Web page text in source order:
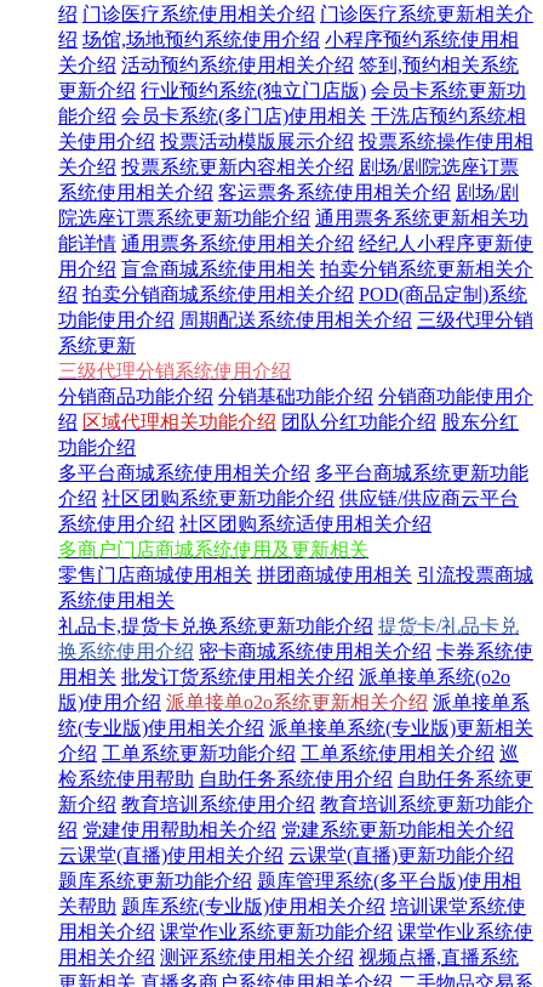
绍 门诊医疗系统使用相关介绍 门诊医疗系统更新相关介
绍 场馆,场地预约系统使用介绍 小程序预约系统使用相
关介绍 活动预约系统使用相关介绍 签到,预约相关系统
更新介绍 行业预约系统(独立门店版) 会员卡系统更新功
能介绍 会员卡系统(多门店)使用相关 干洗店预约系统相
关使用介绍 投票活动模版展示介绍 投票系统操作使用相
关介绍 投票系统更新内容相关介绍 剧场/剧院选座订票
系统使用相关介绍 客运票务系统使用相关介绍 剧场/剧
院选座订票系统更新功能介绍 通用票务系统更新相关功
能详情 通用票务系统使用相关介绍 经纪人小程序更新使
用介绍 盲盒商城系统使用相关 拍卖分销系统更新相关介
绍 拍卖分销商城系统使用相关介绍 POD(商品定制)系统
功能使用介绍 周期配送系统使用相关介绍 三级代理分销
系统更新
三级代理分销系统使用介绍
分销商品功能介绍 分销基础功能介绍 分销商功能使用介
绍 区域代理相关功能介绍 团队分红功能介绍 股东分红
功能介绍
多平台商城系统使用相关介绍 多平台商城系统更新功能
介绍 社区团购系统更新功能介绍 供应链/供应商云平台
系统使用介绍 社区团购系统适使用相关介绍
多商户门店商城系统使用及更新相关
零售门店商城使用相关 拼团商城使用相关 引流投票商城
系统使用相关
礼品卡,提货卡兑换系统更新功能介绍 提货卡/礼品卡兑
换系统使用介绍 密卡商城系统使用相关介绍 卡券系统使
用相关 批发订货系统使用相关介绍 派单接单系统(o2o
版)使用介绍 派单接单o2o系统更新相关介绍 派单接单系
统(专业版)使用相关介绍 派单接单系统(专业版)更新相关
介绍 工单系统更新功能介绍 工单系统使用相关介绍 巡
检系统使用帮助 自助任务系统使用介绍 自助任务系统更
新介绍 教育培训系统使用介绍 教育培训系统更新功能介
绍 党建使用帮助相关介绍 党建系统更新功能相关介绍
云课堂(直播)使用相关介绍 云课堂(直播)更新功能介绍
题库系统更新功能介绍 题库管理系统(多平台版)使用相
关帮助 题库系统(专业版)使用相关介绍 培训课堂系统使
用相关介绍 课堂作业系统更新功能介绍 课堂作业系统使
用相关介绍 测评系统使用相关介绍 视频点播,直播系统
更新相关 直播多商户系统使用相关介绍 二手物品交易系